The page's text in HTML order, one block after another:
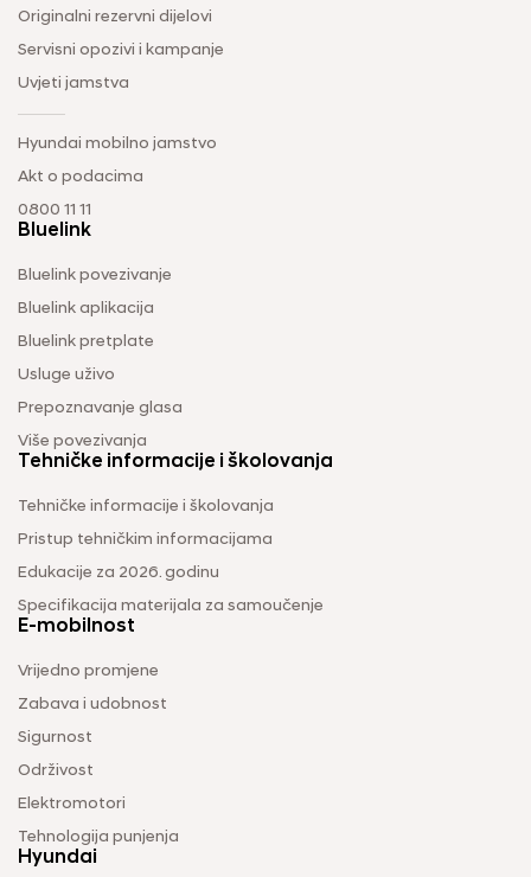
Originalni rezervni dijelovi
Servisni opozivi i kampanje
Uvjeti jamstva
Hyundai mobilno jamstvo
Akt o podacima
0800 11 11
Bluelink
Bluelink povezivanje
Bluelink aplikacija
Bluelink pretplate
Usluge uživo
Prepoznavanje glasa
Više povezivanja
Tehničke informacije i školovanja
Tehničke informacije i školovanja
Pristup tehničkim informacijama
Edukacije za 2026. godinu
Specifikacija materijala za samoučenje
E-mobilnost
Vrijedno promjene
Zabava i udobnost
Sigurnost
Održivost
Elektromotori
Tehnologija punjenja
Hyundai